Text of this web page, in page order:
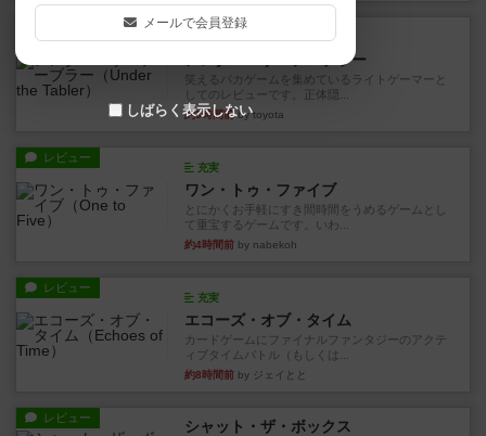
アンダー・ザ・テーブラー
笑えるバカゲームを集めているライトゲーマーと
してのレビューです。正体隠...
約3時間前by toyota
レビュー
充実
ワン・トゥ・ファイブ
とにかくお手軽にすき間時間をうめるゲームとし
て重宝するゲームです。いわ...
約4時間前 by nabekoh
レビュー
充実
エコーズ・オブ・タイム
カードゲームにファイナルファンタジーのアクテ
ィブタイムバトル（もしくは...
約8時間前 by ジェイとと
レビュー シャット・ザ・ボックス
メールで会員登録
しばらく表示しない